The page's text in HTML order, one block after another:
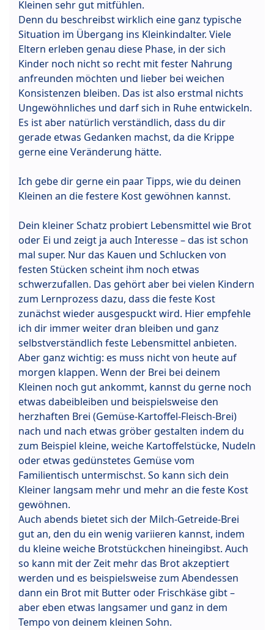
Kleinen sehr gut mitfühlen.
Denn du beschreibst wirklich eine ganz typische
Situation im Übergang ins Kleinkindalter. Viele
Eltern erleben genau diese Phase, in der sich
Kinder noch nicht so recht mit fester Nahrung
anfreunden möchten und lieber bei weichen
Konsistenzen bleiben. Das ist also erstmal nichts
Ungewöhnliches und darf sich in Ruhe entwickeln.
Es ist aber natürlich verständlich, dass du dir
gerade etwas Gedanken machst, da die Krippe
gerne eine Veränderung hätte.
Ich gebe dir gerne ein paar Tipps, wie du deinen
Kleinen an die festere Kost gewöhnen kannst.
Dein kleiner Schatz probiert Lebensmittel wie Brot
oder Ei und zeigt ja auch Interesse – das ist schon
mal super. Nur das Kauen und Schlucken von
festen Stücken scheint ihm noch etwas
schwerzufallen. Das gehört aber bei vielen Kindern
zum Lernprozess dazu, dass die feste Kost
zunächst wieder ausgespuckt wird. Hier empfehle
ich dir immer weiter dran bleiben und ganz
selbstverständlich feste Lebensmittel anbieten.
Aber ganz wichtig: es muss nicht von heute auf
morgen klappen. Wenn der Brei bei deinem
Kleinen noch gut ankommt, kannst du gerne noch
etwas dabeibleiben und beispielsweise den
herzhaften Brei (Gemüse-Kartoffel-Fleisch-Brei)
nach und nach etwas gröber gestalten indem du
zum Beispiel kleine, weiche Kartoffelstücke, Nudeln
oder etwas gedünstetes Gemüse vom
Familientisch untermischst. So kann sich dein
Kleiner langsam mehr und mehr an die feste Kost
gewöhnen.
Auch abends bietet sich der Milch-Getreide-Brei
gut an, den du ein wenig variieren kannst, indem
du kleine weiche Brotstückchen hineingibst. Auch
so kann mit der Zeit mehr das Brot akzeptiert
werden und es beispielsweise zum Abendessen
dann ein Brot mit Butter oder Frischkäse gibt –
aber eben etwas langsamer und ganz in dem
Tempo von deinem kleinen Sohn.